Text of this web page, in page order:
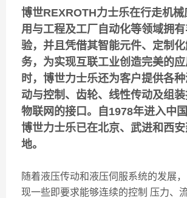
博世REXROTH力士乐在行走机
用与工程及工厂自动化等领域拥
验，并且凭借其智能元件、定制
务，为实现互联工业创造完美的应
时，博世力士乐还为客户提供各
动与控制、齿轮、线性传动及组
物联网的接口。自1978年进入中国
博世力士乐已在北京、武进和西
地。
随着液压传动和液压伺服系统的发展
现一些即要求能够连续的控制 压力、